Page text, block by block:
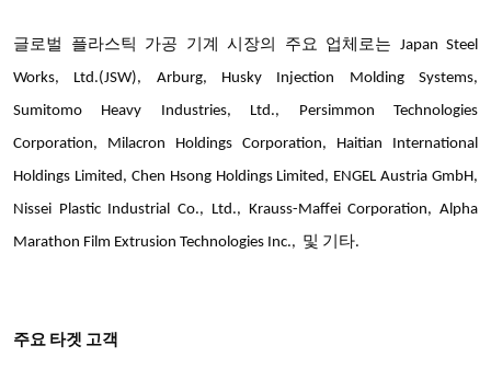
글로벌 플라스틱 가공 기계 시장의 주요 업체로는 Japan Steel
Works, Ltd.(JSW), Arburg, Husky Injection Molding Systems,
Sumitomo Heavy Industries, Ltd., Persimmon Technologies
Corporation, Milacron Holdings Corporation, Haitian International
Holdings Limited, Chen Hsong Holdings Limited, ENGEL Austria GmbH,
Nissei Plastic Industrial Co., Ltd., Krauss-Maffei Corporation, Alpha
Marathon Film Extrusion Technologies Inc., 및 기타.
주요 타겟 고객